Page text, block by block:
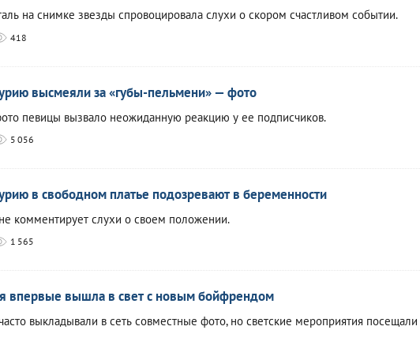
на снимке звезды спровоцировала слухи о скором счастливом событии.
418
высмеяли за «губы-пельмени» — фото
певицы вызвало неожиданную реакцию у ее подписчиков.
5 056
в свободном платье подозревают в беременности
комментирует слухи о своем положении.
1 565
впервые вышла в свет с новым бойфрендом
выкладывали в сеть совместные фото, но светские мероприятия посещали